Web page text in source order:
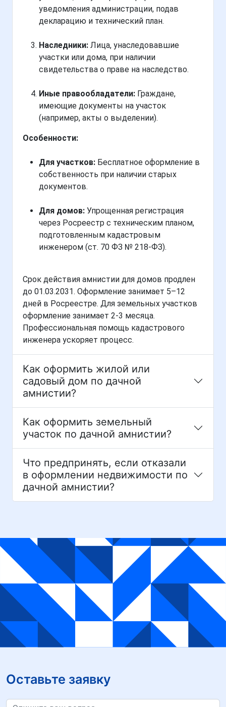
уведомления администрации, подав
декларацию и технический план.
Наследники: Лица, унаследовавшие
участки или дома, при наличии
свидетельства о праве на наследство.
Иные правообладатели: Граждане,
имеющие документы на участок
(например, акты о выделении).
Особенности:
Для участков: Бесплатное оформление в
собственность при наличии старых
документов.
Для домов: Упрощенная регистрация
через Росреестр с техническим планом,
подготовленным кадастровым
инженером (ст. 70 ФЗ № 218-ФЗ).
Срок действия амнистии для домов продлен
до 01.03.2031. Оформление занимает 5–12
дней в Росреестре. Для земельных участков
оформление занимает 2-3 месяца.
Профессиональная помощь кадастрового
инженера ускоряет процесс.
Как оформить жилой или
садовый дом по дачной
амнистии?
Как оформить земельный
участок по дачной амнистии?
Что предпринять, если отказали
в оформлении недвижимости по
дачной амнистии?
Оставьте заявку